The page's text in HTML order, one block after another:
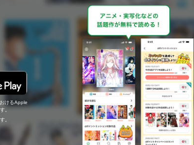
けるApple
。
。